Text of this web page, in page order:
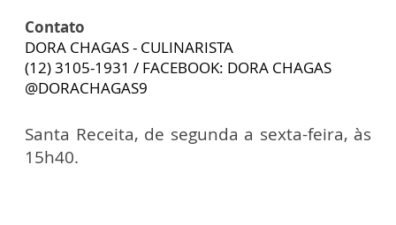
Contato
DORA CHAGAS - CULINARISTA
(12) 3105-1931 / FACEBOOK: DORA CHAGAS
@DORACHAGAS9
Santa Receita, de segunda a sexta-feira, às
15h40.